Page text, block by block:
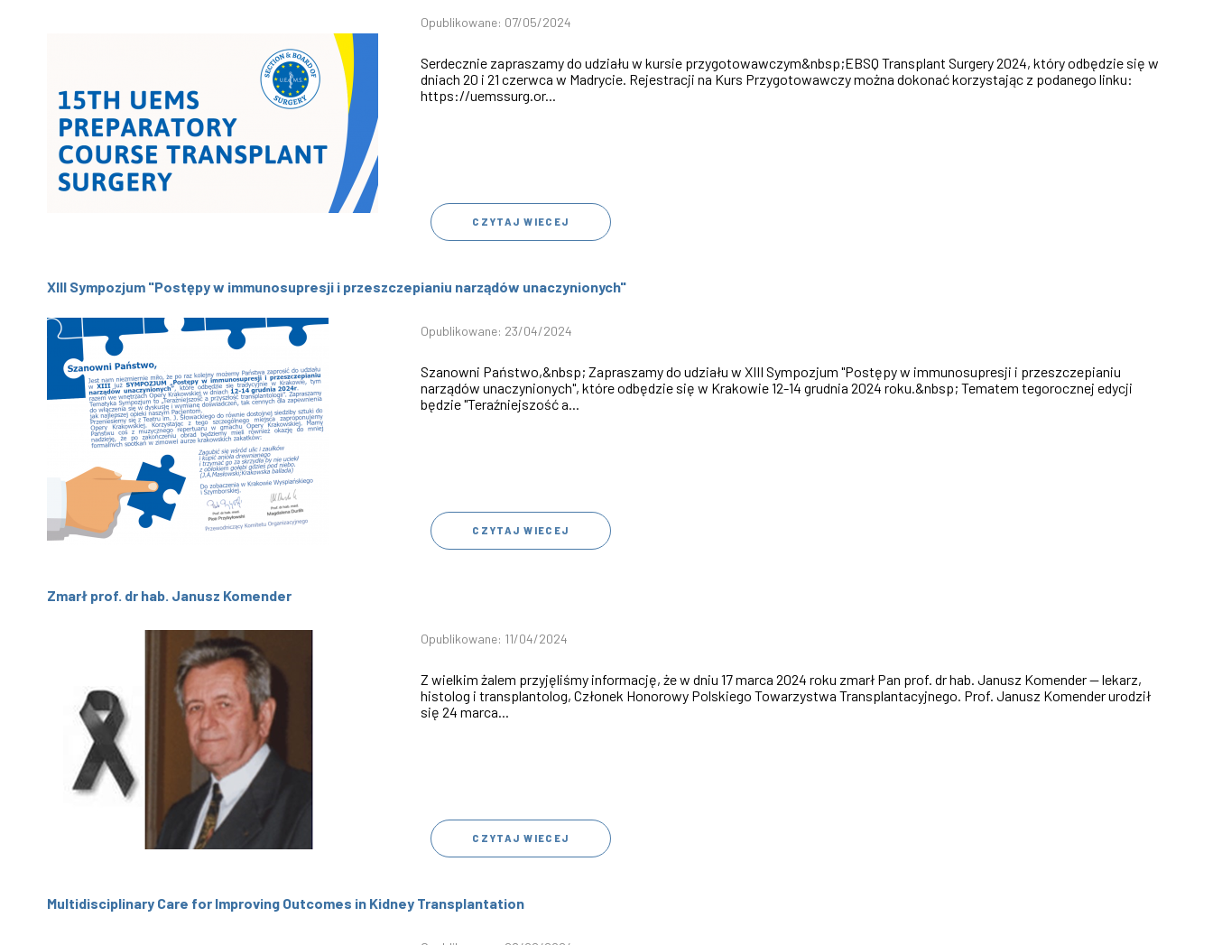
Opublikowane: 07/05/2024
Serdecznie zapraszamy do udziału w kursie przygotowawczym&nbsp;EBSQ Transplant Surgery 2024, który odbędzie się w
dniach 20 i 21 czerwca w Madrycie. Rejestracji na Kurs Przygotowawczy można dokonać korzystając z podanego linku:
https://uemssurg.or...
CZYTAJ WIECEJ
XIII Sympozjum "Postępy w immunosupresji i przeszczepianiu narządów unaczynionych"
Opublikowane: 23/04/2024
Szanowni Państwo,&nbsp; Zapraszamy do udziału w XIII Sympozjum "Postępy w immunosupresji i przeszczepianiu
narządów unaczynionych", które odbędzie się w Krakowie 12-14 grudnia 2024 roku.&nbsp; Tematem tegorocznej edycji
będzie "Teraźniejszość a...
CZYTAJ WIECEJ
Zmarł prof. dr hab. Janusz Komender
Opublikowane: 11/04/2024
Z wielkim żalem przyjęliśmy informację, że w dniu 17 marca 2024 roku zmarł Pan prof. dr hab. Janusz Komender — lekarz,
histolog i transplantolog, Członek Honorowy Polskiego Towarzystwa Transplantacyjnego. Prof. Janusz Komender urodził
się 24 marca...
CZYTAJ WIECEJ
Multidisciplinary Care for Improving Outcomes in Kidney Transplantation